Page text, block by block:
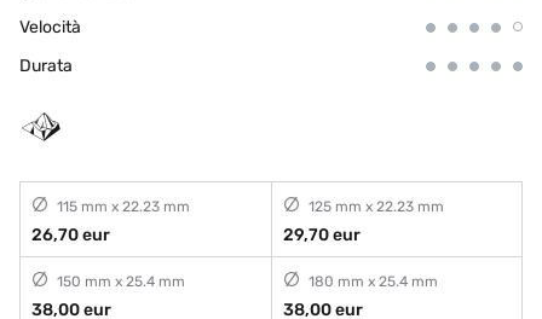
Velocità
Durata
115 mm x 22.23 mm
26,70 eur
125 mm x 22.23 mm
29,70 eur
150 mm x 25.4 mm
38,00 eur
180 mm x 25.4 mm
38,00 eur